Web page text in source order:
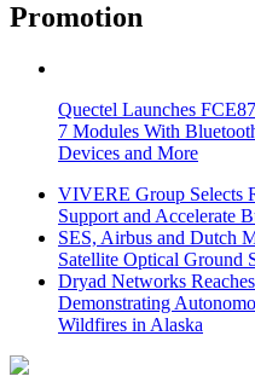
Promotion
Quectel Launches
7 Modules With
Devices and More
VIVERE Group Selects
Support and Accelerate
SES, Airbus and Dutch
Satellite Optical Ground
Dryad Networks
Demonstrating
Wildfires in Alaska